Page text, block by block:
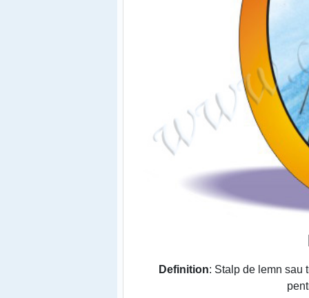
Definition: Stalp de lemn sau